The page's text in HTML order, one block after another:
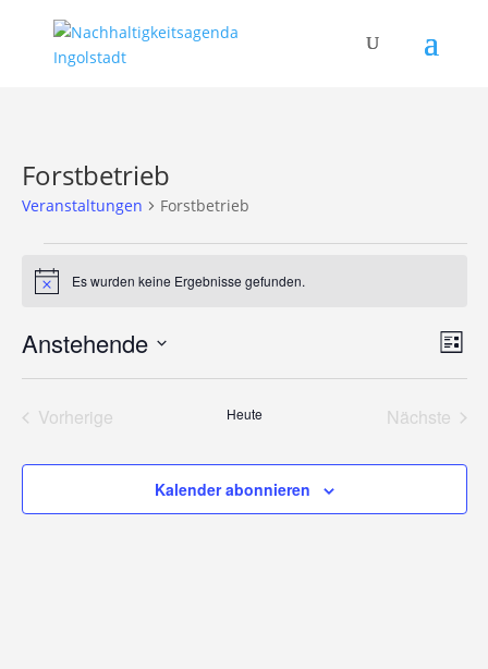
Forstbetrieb
Veranstaltungen Forstbetrieb
Veranstaltungen
HinweisEs wurden keine Ergebnisse gefunden.
Liste
Anstehende
Vorherige
Heute
Nächste
Kalender abonnieren